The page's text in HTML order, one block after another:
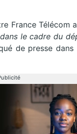
France Télécom
le cadre du
de presse